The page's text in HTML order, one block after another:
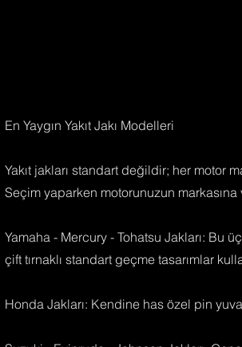
En Yaygın Yakıt Jakı Modelleri
Yakıt jakları standart değildir; her motor
Seçim yaparken motorunuzun
Yamaha - Mercury - Tohatsu Jakları: Bu
çift tırnaklı standart geçme tasarımlar
Honda Jakları: Kendine has özel pin